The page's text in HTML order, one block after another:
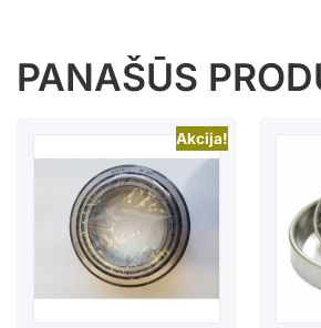
PANAŠŪS
Akcija!